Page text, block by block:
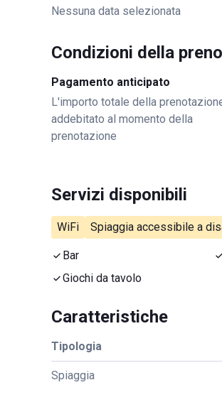
Nessuna data selezionata
Condizioni della
Pagamento anticipato
L'importo totale della
addebitato al momento della
prenotazione
Servizi disponibili
WiFi Spiaggia accessibile a
Bar
Giochi da tavolo
Caratteristiche
Tipologia
Spiaggia